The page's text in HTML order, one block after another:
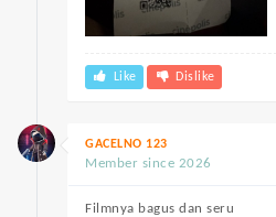
Like Dislike
GACELNO 123
Member since 2026
Filmnya bagus dan seru